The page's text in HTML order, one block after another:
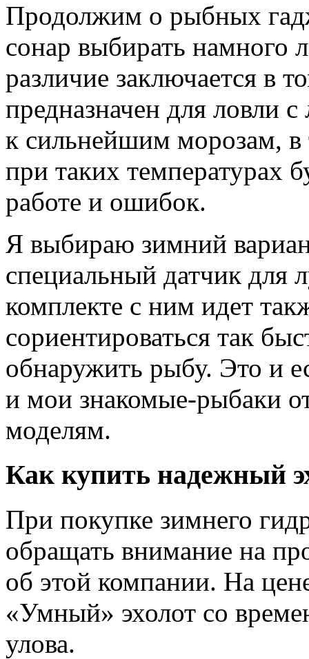
Продолжим о рыбных
сонар выбирать намного
различие заключается в
предназначен для ловли
к сильнейшим морозам, в
при таких температурах
работе и ошибок.
Я выбираю зимний
специальный датчик для
комплекте с ним идет
сориентироваться так
обнаружить рыбу. Это и
и мои знакомые-рыбаки
моделям.
Как купить надежный
При покупке зимнего
обращать внимание на
об этой компании. На
«Умный» эхолот со
улова.